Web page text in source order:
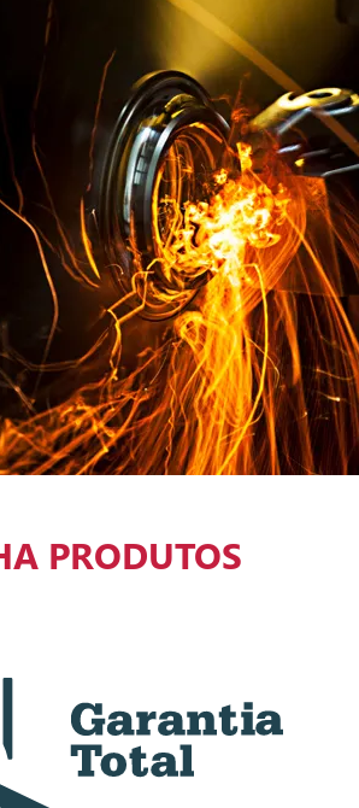
PRODUTOS